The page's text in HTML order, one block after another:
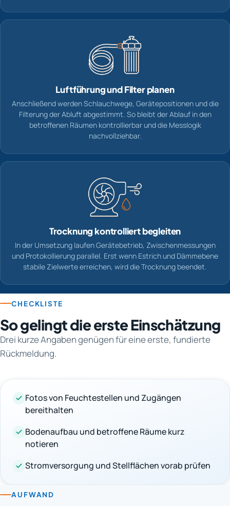
Luftführung und Filter planen
Anschließend werden Schlauchwege, Gerätepositionen und die
Filterung der Abluft abgestimmt. So bleibt der Ablauf in den
betroffenen Räumen kontrollierbar und die Messlogik
nachvollziehbar.
Trocknung kontrolliert begleiten
In der Umsetzung laufen Gerätebetrieb, Zwischenmessungen
und Protokollierung parallel. Erst wenn Estrich und Dämmebene
stabile Zielwerte erreichen, wird die Trocknung beendet.
CHECKLISTE
So gelingt die erste Einschätzung
Drei kurze Angaben genügen für eine erste, fundierte
Rückmeldung.
Fotos von Feuchtestellen und Zugängen
bereithalten
Bodenaufbau und betroffene Räume kurz
notieren
Stromversorgung und Stellflächen vorab prüfen
AUFWAND